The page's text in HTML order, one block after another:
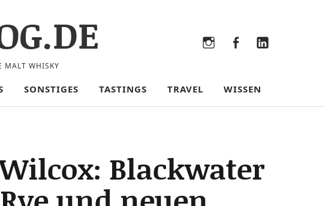
MALT WHISKY
SONSTIGES TASTINGS TRAVEL WISSEN
Blackwater